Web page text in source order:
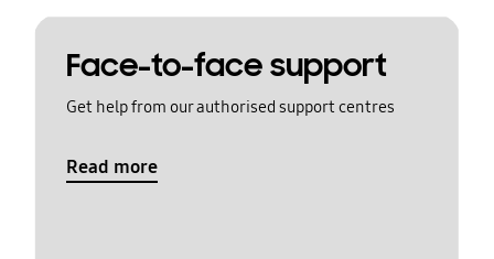
Face-to-face support
Get help from our authorised support centres
Read more